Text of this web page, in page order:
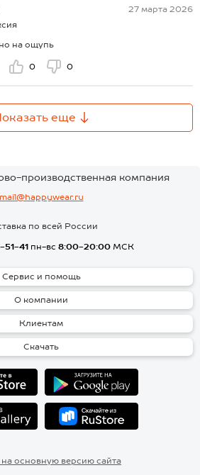
27 марта 2026
на ощупь
0 0
еще
производственная компания
mail@happywear.ru
по всей России
51-41 пн-вс 8:00-20:00 МСК
Сервис и помощь
О компании
Клиентам
Скачать
основную версию сайта